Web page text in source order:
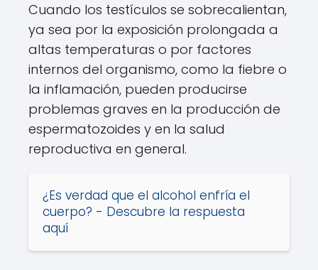
Cuando los testículos se sobrecalientan,
ya sea por la exposición prolongada a
altas temperaturas o por factores
internos del organismo, como la fiebre o
la inflamación, pueden producirse
problemas graves en la producción de
espermatozoides y en la salud
reproductiva en general.
¿Es verdad que el alcohol enfría el
cuerpo? - Descubre la respuesta
aquí